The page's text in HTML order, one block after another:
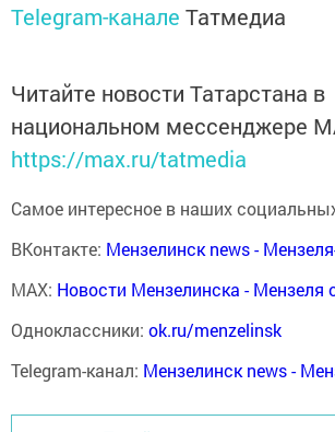
Telegram-канале Татмедиа
Читайте новости Татарстана в
национальном мессенджере
https://max.ru/tatmedia
Самое интересное в наших
ВКонтакте: Мензелинск news -
MAX: Новости Мензелинска - Мензеля
Одноклассники: ok.ru/menzelinsk
Telegram-канал: Мензелинск news -